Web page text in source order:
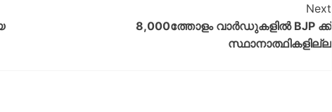
Next
8,000ത്തോളം വാര്‍ഡുകളില്‍ BJP ക്ക്
സ്ഥാനാത്ഥികളില്ല